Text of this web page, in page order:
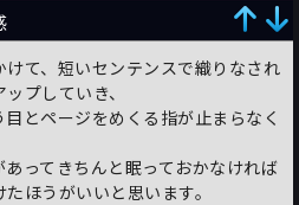
山の一角に過ぎなくなる。これが
である。
だろうが、生死の瀬戸際ギリギリ
しまうことが解っているので何と
い慕う楽の扱いなど凌辱系ポルノ
の物を書くとどんどんエスカレー
て、短いセンテンスで織りなされ
プしていき、
とページをめくる指が止まらなく
ってきちんと眠っておかなければ
ほうがいいと思います。